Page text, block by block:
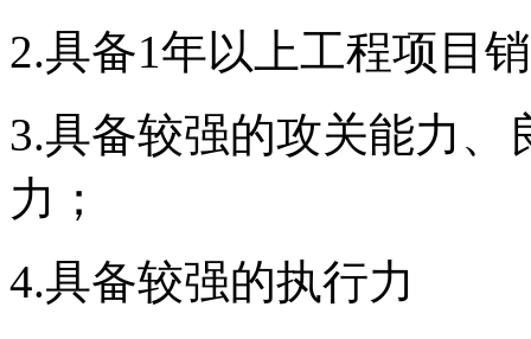
2.具备1年以上工程项目
3.具备较强的攻关能力、
力；
4.具备较强的执行力